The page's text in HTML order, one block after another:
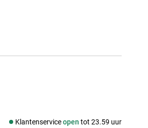
Klantenserviceopen tot 23.59 uur